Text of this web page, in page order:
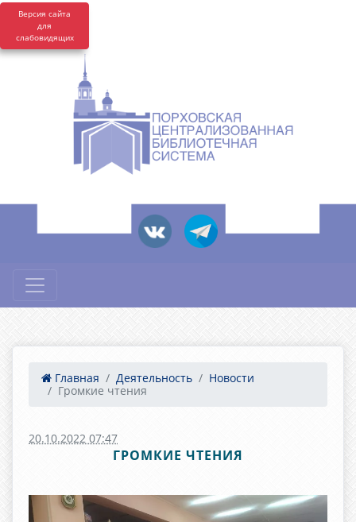
Версия сайта
для
слабовидящих
Главная Деятельность
Новости
Громкие чтения
20.10.2022 07:47
ГРОМКИЕ ЧТЕНИЯ